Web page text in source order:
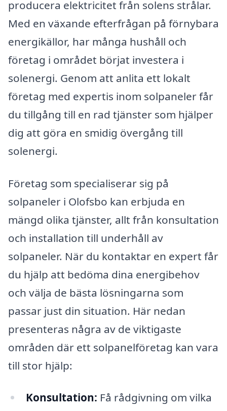
producera elektricitet från solens strålar.
Med en växande efterfrågan på förnybara
energikällor, har många hushåll och
företag i området börjat investera i
solenergi. Genom att anlita ett lokalt
företag med expertis inom solpaneler får
du tillgång till en rad tjänster som hjälper
dig att göra en smidig övergång till
solenergi.
Företag som specialiserar sig på
solpaneler i Olofsbo kan erbjuda en
mängd olika tjänster, allt från konsultation
och installation till underhåll av
solpaneler. När du kontaktar en expert får
du hjälp att bedöma dina energibehov
och välja de bästa lösningarna som
passar just din situation. Här nedan
presenteras några av de viktigaste
områden där ett solpanelföretag kan vara
till stor hjälp:
Konsultation: Få rådgivning om vilka